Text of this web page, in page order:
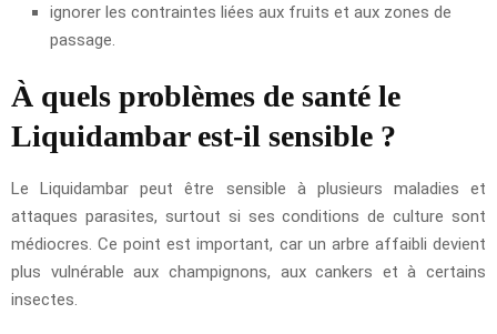
ignorer les contraintes liées aux fruits et aux zones de
passage.
À quels problèmes de santé le
Liquidambar est-il sensible ?
Le Liquidambar peut être sensible à plusieurs maladies et
attaques parasites, surtout si ses conditions de culture sont
médiocres. Ce point est important, car un arbre affaibli devient
plus vulnérable aux champignons, aux cankers et à certains
insectes.